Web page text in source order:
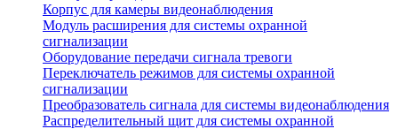
Корпус для камеры видеонаблюдения
Модуль расширения для системы охранной
сигнализации
Оборудование передачи сигнала тревоги
Переключатель режимов для системы охранной
сигнализации
Преобразователь сигнала для системы видеонаблюдения
Распределительный щит для системы охранной